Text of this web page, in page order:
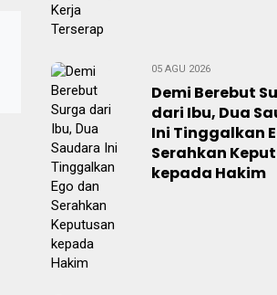
05 AGU 2026
Demi Berebut
dari Ibu, Dua
Ini Tinggalkan
Serahkan
kepada Hakim